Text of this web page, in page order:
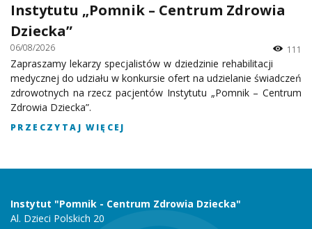
Instytutu „Pomnik – Centrum Zdrowia
Dziecka”
06/08/2026 111
Zapraszamy lekarzy specjalistów w dziedzinie rehabilitacji
medycznej do udziału w konkursie ofert na udzielanie świadczeń
zdrowotnych na rzecz pacjentów Instytutu „Pomnik – Centrum
Zdrowia Dziecka”.
PRZECZYTAJ WIĘCEJ
Instytut "Pomnik - Centrum Zdrowia Dziecka"
Al. Dzieci Polskich 20